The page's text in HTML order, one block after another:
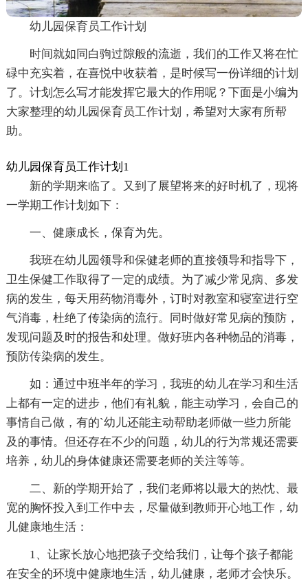
幼儿园保育员工作计划
时间就如同白驹过隙般的流逝，我们的工作又将在忙
碌中充实着，在喜悦中收获着，是时候写一份详细的计划
了。计划怎么写才能发挥它最大的作用呢？下面是小编为
大家整理的幼儿园保育员工作计划，希望对大家有所帮
助。
幼儿园保育员工作计划1
新的学期来临了。又到了展望将来的好时机了，现将
一学期工作计划如下：
一、健康成长，保育为先。
我班在幼儿园领导和保健老师的直接领导和指导下，
卫生保健工作取得了一定的成绩。为了减少常见病、多发
病的发生，每天用药物消毒外，订时对教室和寝室进行空
气消毒，杜绝了传染病的流行。同时做好常见病的预防，
发现问题及时的报告和处理。做好班内各种物品的消毒，
预防传染病的发生。
如：通过中班半年的学习，我班的幼儿在学习和生活
上都有一定的进步，他们有礼貌，能主动学习，会自己的
事情自己做，有的`幼儿还能主动帮助老师做一些力所能
及的事情。但还存在不少的问题，幼儿的行为常规还需要
培养，幼儿的身体健康还需要老师的关注等等。
二、新的学期开始了，我们老师将以最大的热忱、最
宽的胸怀投入到工作中去，尽量做到教师开心地工作，幼
儿健康地生活：
1、让家长放心地把孩子交给我们，让每个孩子都能
在安全的环境中健康地生活，幼儿健康，老师才会快乐。